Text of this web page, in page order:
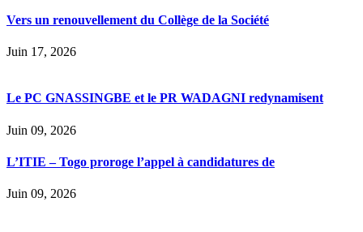
Vers un renouvellement du Collège de la Société
Juin 17, 2026
Le PC GNASSINGBE et le PR WADAGNI redynamisent
Juin 09, 2026
L’ITIE – Togo proroge l’appel à candidatures de
Juin 09, 2026